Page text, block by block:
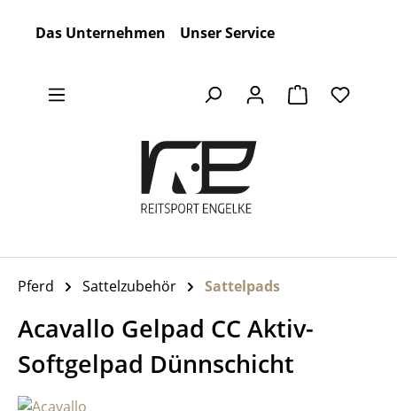
Das Unternehmen Unser Service
Warenkorb
Pferd Sattelzubehör Sattelpads
Acavallo Gelpad CC Aktiv-
Softgelpad Dünnschicht